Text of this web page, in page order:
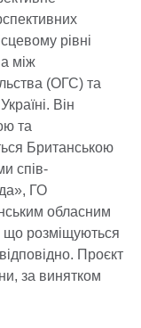
рівні
між
(ОГС) та
Він
та
Британською
спів-
ГО
обласним
що розміщуються
Проєкт
за винятком